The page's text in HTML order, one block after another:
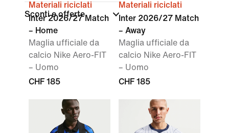
Sconti e offerte
Materiali riciclati
Inter 2026/27 Match
– Home
Maglia ufficiale da
calcio Nike Aero-FIT
– Uomo
CHF 185
Materiali riciclati
Inter 2026/27 Match
– Away
Maglia ufficiale da
calcio Nike Aero-FIT
– Uomo
CHF 185